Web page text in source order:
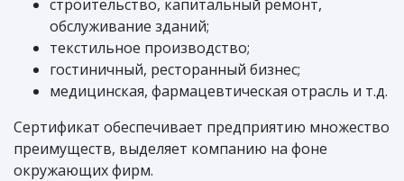
строительство, капитальный ремонт,
обслуживание зданий;
текстильное производство;
гостиничный, ресторанный бизнес;
медицинская, фармацевтическая отрасль и т.д.
Сертификат обеспечивает предприятию множество
преимуществ, выделяет компанию на фоне
окружающих фирм.